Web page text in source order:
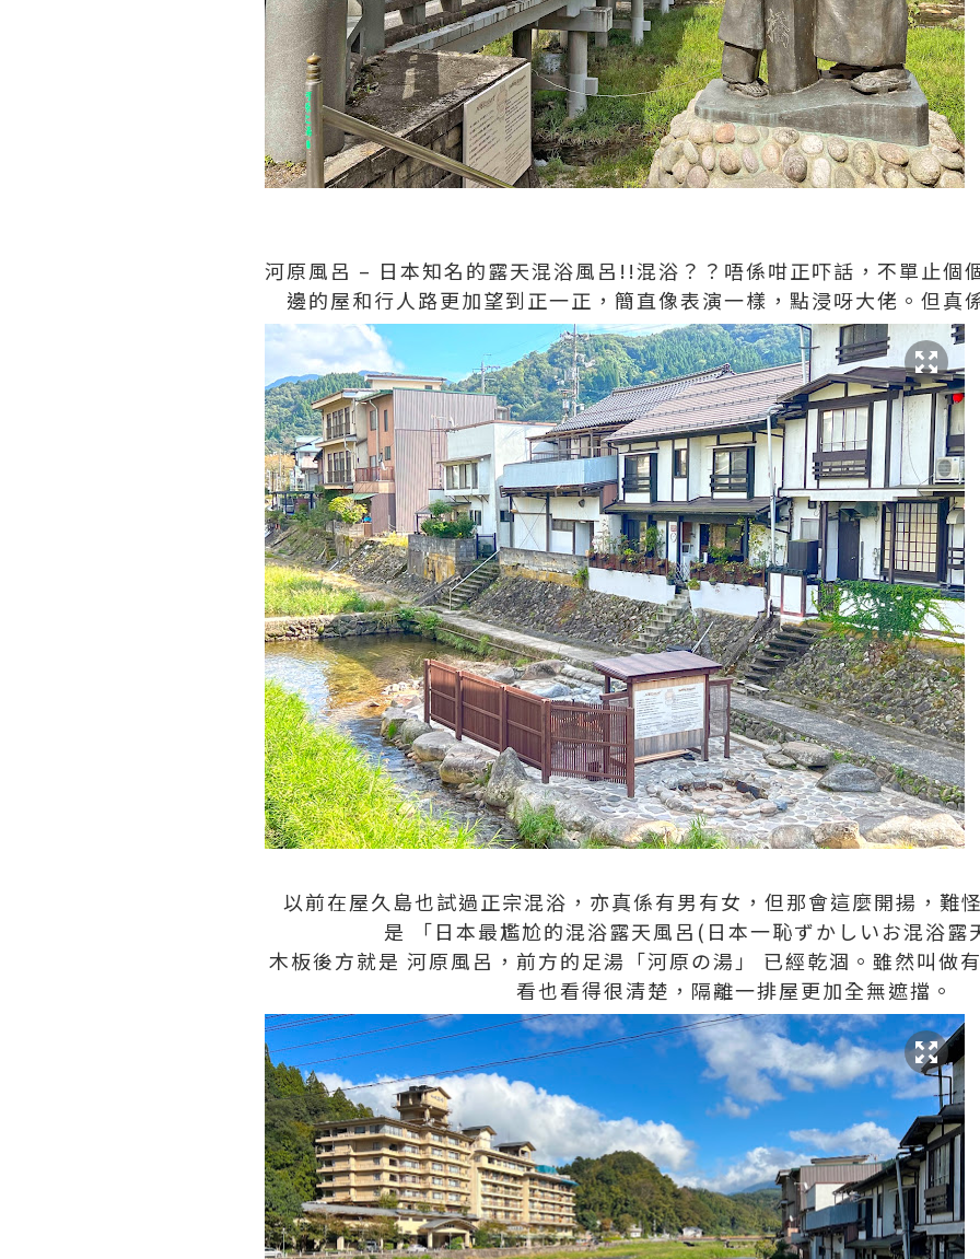
河原風呂 – 日本知名的露天混浴風呂!!混浴？？唔係咁正吓話，不單止個
邊的屋和行人路更加望到正一正，簡直像表演一樣，點浸呀大佬。但真
以前在屋久島也試過正宗混浴，亦真係有男有女，但那會這麼開揚，難
是 「日本最尷尬的混浴露天風呂(日本一恥ずかしいお混浴露
木板後方就是 河原風呂，前方的足湯「河原の湯」 已經乾涸。雖然叫做
看也看得很清楚，隔離一排屋更加全無遮擋。